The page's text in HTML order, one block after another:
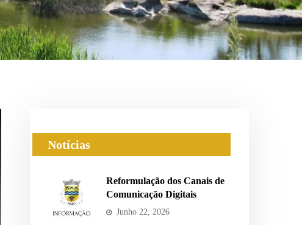
Notícias
Reformulação dos Canais de
Comunicação Digitais
Junho 22, 2026